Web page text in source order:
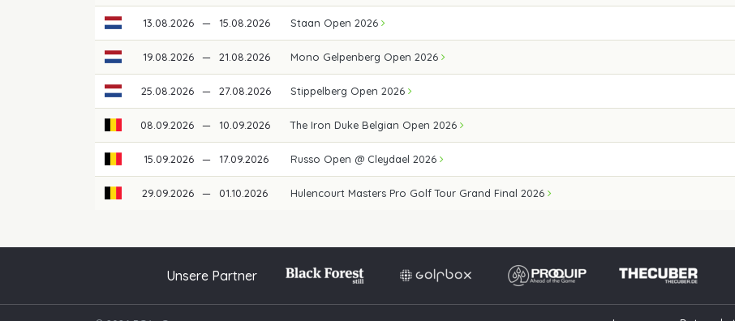
13.08.2026 — 15.08.2026 Staan Open 2026
19.08.2026 — 21.08.2026 Mono Gelpenberg Open 2026
25.08.2026 — 27.08.2026 Stippelberg Open 2026
08.09.2026 — 10.09.2026 The Iron Duke Belgian Open 2026
15.09.2026 — 17.09.2026 Russo Open @ Cleydael 2026
29.09.2026 — 01.10.2026 Hulencourt Masters Pro Golf Tour Grand Final 2026
Unsere Partner